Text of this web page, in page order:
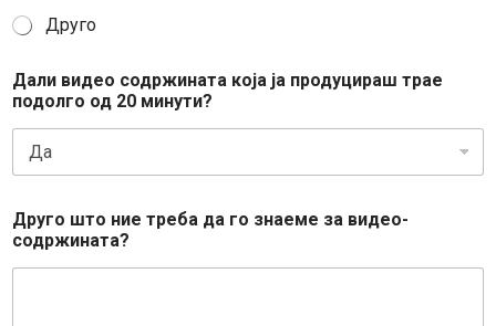
Друго
Дали видео содржината која ја продуцираш трае
подолго од 20 минути?
Друго што ние треба да го знаеме за видео-
содржината?